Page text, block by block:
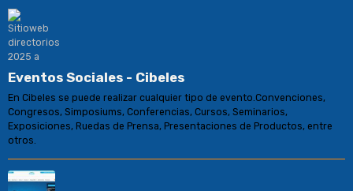
Eventos Sociales - Cibeles
En Cibeles se puede realizar cualquier tipo de evento.Convenciones,
Congresos, Simposiums, Conferencias, Cursos, Seminarios,
Exposiciones, Ruedas de Prensa, Presentaciones de Productos, entre
otros.